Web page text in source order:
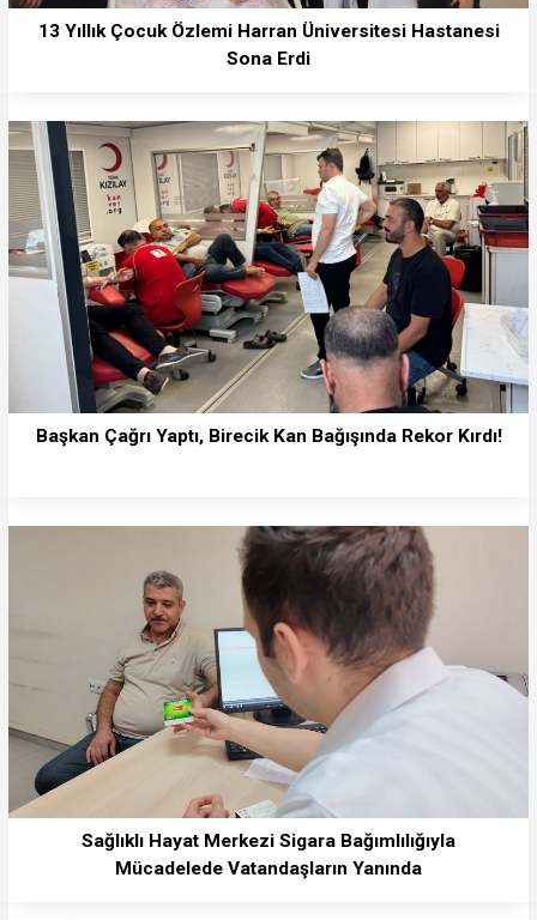
13 Yıllık Çocuk Özlemi Harran Üniversitesi Hastanesi
Sona Erdi
Başkan Çağrı Yaptı, Birecik Kan Bağışında Rekor Kırdı!
Sağlıklı Hayat Merkezi Sigara Bağımlılığıyla
Mücadelede Vatandaşların Yanında